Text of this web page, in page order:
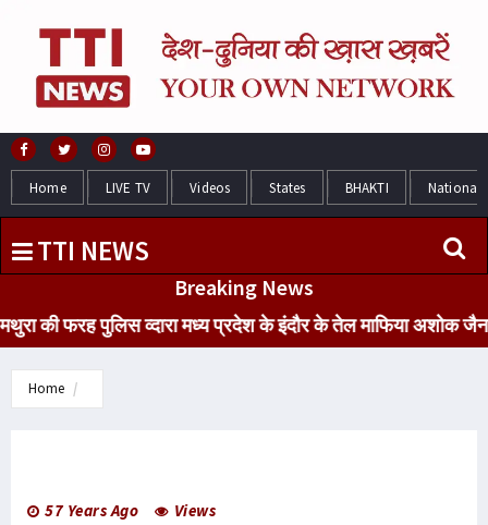
Home LIVE TV Videos States BHAKTI National
TTI NEWS
Breaking News
फरह पुलिस व्दारा मध्य प्रदेश के इंदौर के तेल माफिया अशोक जैन के
Home
57 Years Ago Views